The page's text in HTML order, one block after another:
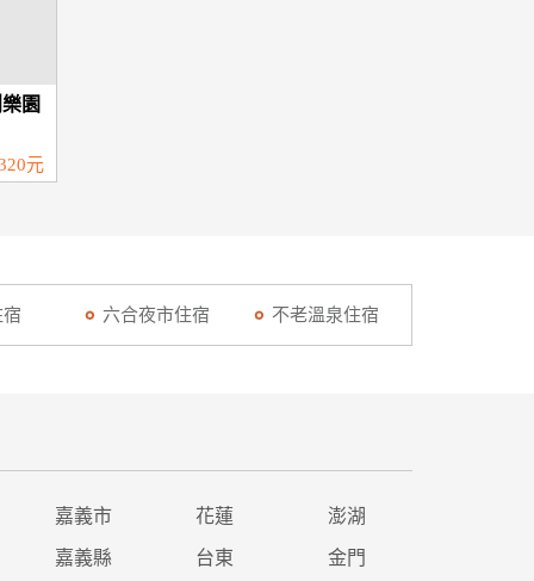
園
元
六合夜市住宿 不老溫泉住宿
嘉義市 花蓮 澎湖
嘉義縣 台東 金門